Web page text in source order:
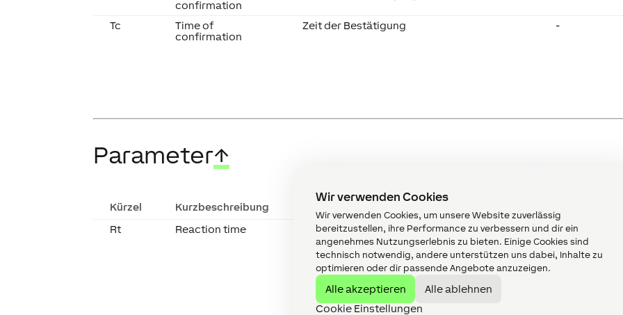
Wir verwenden Cookies
Wir verwenden Cookies, um unsere Website zuverlässig
bereitzustellen, ihre Performance zu verbessern und dir ein
angenehmes Nutzungserlebnis zu bieten. Einige Cookies sind
technisch notwendig, andere unterstützen uns dabei, Inhalte zu
optimieren oder dir passende Angebote anzuzeigen.
Alle akzeptieren
Alle ablehnen
Cookie Einstellungen
confirmation
Tc
Time of
confirmation
Zeit der Bestätigung -
Parameter↑
Kürzel Kurzbeschreibung
Rt
Reaction time
Zeit, bevor die
nächste Stufe
aktiviert wird.
Wenn der Eingang
(Au) aktiviert ist,
bezieht sich dieser
Parameter auf die
Dauer, bevor die
s 0...∞